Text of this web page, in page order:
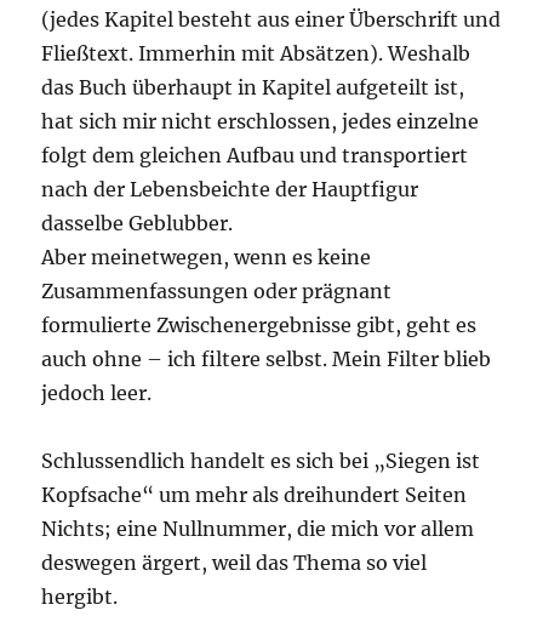
(jedes Kapitel besteht aus einer Überschrift und
Fließtext. Immerhin mit Absätzen). Weshalb
das Buch überhaupt in Kapitel aufgeteilt ist,
hat sich mir nicht erschlossen, jedes einzelne
folgt dem gleichen Aufbau und transportiert
nach der Lebensbeichte der Hauptfigur
dasselbe Geblubber.
Aber meinetwegen, wenn es keine
Zusammenfassungen oder prägnant
formulierte Zwischenergebnisse gibt, geht es
auch ohne – ich filtere selbst. Mein Filter blieb
jedoch leer.
Schlussendlich handelt es sich bei „Siegen ist
Kopfsache“ um mehr als dreihundert Seiten
Nichts; eine Nullnummer, die mich vor allem
deswegen ärgert, weil das Thema so viel
hergibt.